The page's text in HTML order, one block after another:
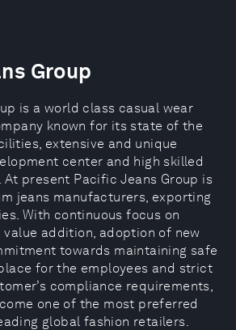
Group
is a world class casual wear
known for its state of the
extensive and unique
center and high skilled
At present Pacific Jeans Group is
jeans manufacturers, exporting
With continuous focus on
addition, adoption of new
towards maintaining safe
for the employees and strict
compliance requirements,
one of the most preferred
global fashion retailers.